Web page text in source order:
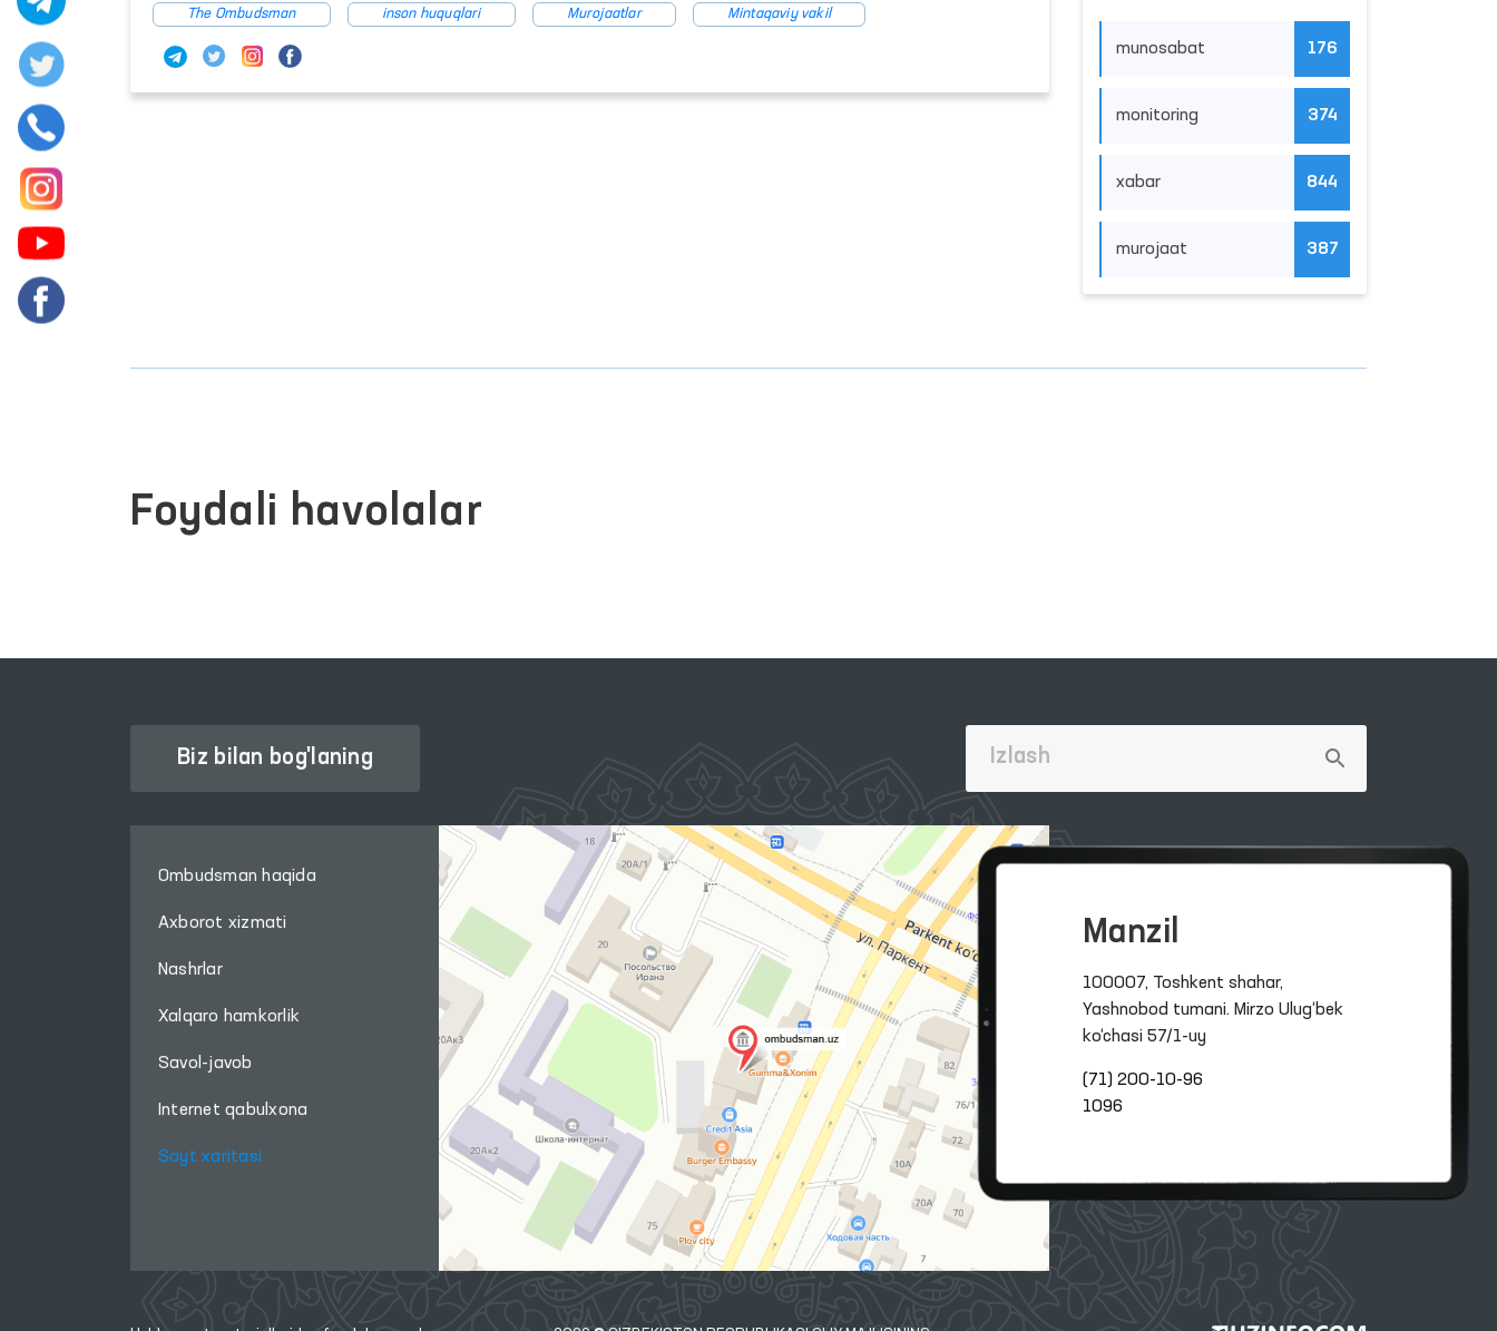
The Ombudsman inson huquqlari Murojaatlar Mintaqaviy vakil
munosabat 176
monitoring 374
xabar 844
murojaat 387
Foydali havolalar
Biz bilan bog'laning
Ombudsman haqida
Axborot xizmati
Nashrlar
Xalqaro hamkorlik
Savol-javob
Internet qabulxona
Sayt xaritasi
Manzil
100007, Toshkent shahar,
Yashnobod tumani. Mirzo Ulug‘bek
ko‘chasi 57/1-uy
(71) 200-10-96
1096